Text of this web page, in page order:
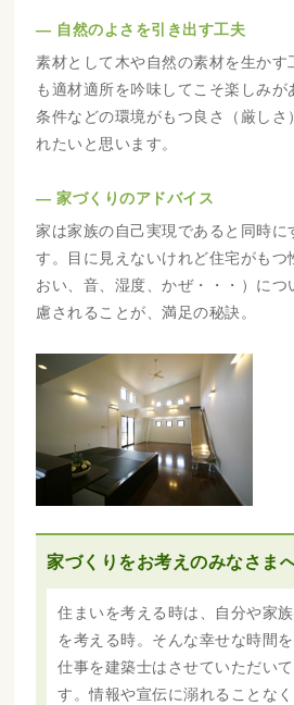
― 自然のよさを引き出す工夫
素材として木や自然の素材を生かす
も適材適所を吟味してこそ楽しみ
条件などの環境がもつ良さ（厳しさ
れたいと思います。
― 家づくりのアドバイス
家は家族の自己実現であると同時に
す。目に見えないけれど住宅がもつ
おい、音、湿度、かぜ・・・）に
慮されることが、満足の秘訣。
家づくりをお考えのみなさま
住まいを考える時は、自分や家
を考える時。そんな幸せな時間
仕事を建築士はさせていただい
す。情報や宣伝に溺れることな